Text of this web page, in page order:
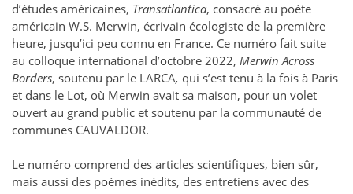
d’études américaines, Transatlantica, consacré au poète
américain W.S. Merwin, écrivain écologiste de la première
heure, jusqu’ici peu connu en France. Ce numéro fait suite
au colloque international d’octobre 2022, Merwin Across
Borders, soutenu par le LARCA, qui s’est tenu à la fois à Paris
et dans le Lot, où Merwin avait sa maison, pour un volet
ouvert au grand public et soutenu par la communauté de
communes CAUVALDOR.
Le numéro comprend des articles scientifiques, bien sûr,
mais aussi des poèmes inédits, des entretiens avec des